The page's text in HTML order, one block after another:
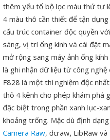
thêm yếu tố bộ lọc màu thứ tư
4 màu thô cần thiết để tận
cấu trúc container độc quyền
sáng, vị trí ống kính và cài đặt
mở rộng sang máy ảnh ống
là ghi nhận dữ liệu từ công
F828 là một thí nghiệm độc
thô 4 kênh cho phép khám phá
đặc biệt trong phần xanh lục-
khoảng trống. Mặc dù định
Camera Raw, dcraw, LibRaw